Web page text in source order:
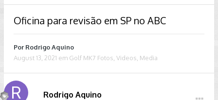
Oficina para revisão em SP no ABC
Por Rodrigo Aquino
August 13, 2021 em Golf MK7 Fotos, Videos, Media
Rodrigo Aquino